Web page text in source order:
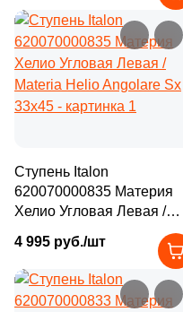
Ступень Italon
620070000835 Материя
Хелио Угловая Левая /
Materia Helio Angolare Sx
33x45
4 995 руб./шт